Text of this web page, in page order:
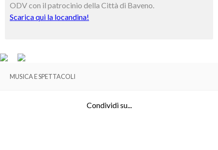
ODV con il patrocinio della Città di Baveno.
Scarica qui la locandina!
MUSICA E SPETTACOLI
Condividi su...